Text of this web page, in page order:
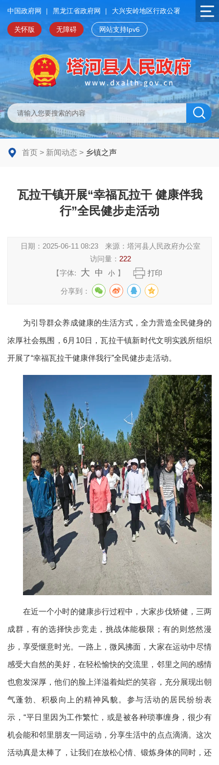
中国政府网 | 黑龙江省政府网 | 大兴安岭地区行政公署
关怀版 无障碍 网站支持Ipv6
首页 > 新闻动态 > 乡镇之声
瓦拉干镇开展“幸福瓦拉干 健康伴我
行”全民健步走活动
日期： 2025-06-11 08:23 来源： 塔河县人民政府办公室
访问量： 222
【字体:
大 中 小 】 打印
分享到：
为引导群众养成健康的生活方式，全力营造全民健身的
浓厚社会氛围，6月10日，瓦拉干镇新时代文明实践所组织
开展了“幸福瓦拉干健康伴我行”全民健步走活动。
在近一个小时的健康步行过程中，大家步伐矫健，三两
成群，有的选择快步竞走，挑战体能极限；有的则悠然漫
步，享受惬意时光。一路上，微风拂面，大家在运动中尽情
感受大自然的美好，在轻松愉快的交流里，邻里之间的感情
也愈发深厚，他们的脸上洋溢着灿烂的笑容，充分展现出朝
气蓬勃、积极向上的精神风貌。参与活动的居民纷纷表
示，“平日里因为工作繁忙，或是被各种琐事缠身，很少有
机会能和邻里朋友一同运动，分享生活中的点点滴滴。这次
活动真是太棒了，让我们在放松心情、锻炼身体的同时，还